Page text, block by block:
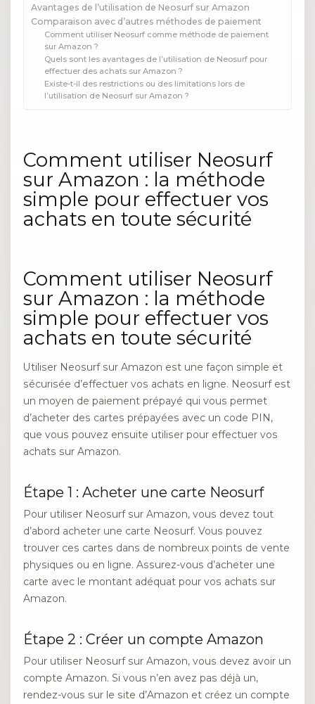
Avantages de l’utilisation de Neosurf sur Amazon
Comparaison avec d’autres méthodes de paiement
Comment utiliser Neosurf comme méthode de paiement
sur Amazon ?
Quels sont les avantages de l’utilisation de Neosurf pour
effectuer des achats sur Amazon ?
Existe-t-il des restrictions ou des limitations lors de
l’utilisation de Neosurf sur Amazon ?
Comment utiliser Neosurf
sur Amazon : la méthode
simple pour effectuer vos
achats en toute sécurité
Comment utiliser Neosurf
sur Amazon : la méthode
simple pour effectuer vos
achats en toute sécurité
Utiliser Neosurf sur Amazon est une façon simple et
sécurisée d’effectuer vos achats en ligne. Neosurf est
un moyen de paiement prépayé qui vous permet
d’acheter des cartes prépayées avec un code PIN,
que vous pouvez ensuite utiliser pour effectuer vos
achats sur Amazon.
Étape 1 : Acheter une carte Neosurf
Pour utiliser Neosurf sur Amazon, vous devez tout
d’abord acheter une carte Neosurf. Vous pouvez
trouver ces cartes dans de nombreux points de vente
physiques ou en ligne. Assurez-vous d’acheter une
carte avec le montant adéquat pour vos achats sur
Amazon.
Étape 2 : Créer un compte Amazon
Pour utiliser Neosurf sur Amazon, vous devez avoir un
compte Amazon. Si vous n’en avez pas déjà un,
rendez-vous sur le site d’Amazon et créez un compte